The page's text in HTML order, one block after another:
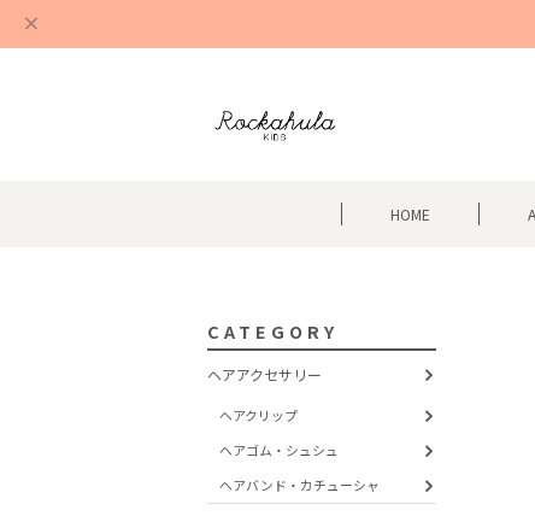
HOME
CATEGORY
ヘアアクセサリー
ヘアクリップ
ヘアゴム・シュシュ
ヘアバンド・カチューシャ